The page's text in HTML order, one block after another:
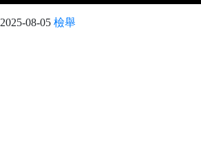
2025-08-05 檢舉